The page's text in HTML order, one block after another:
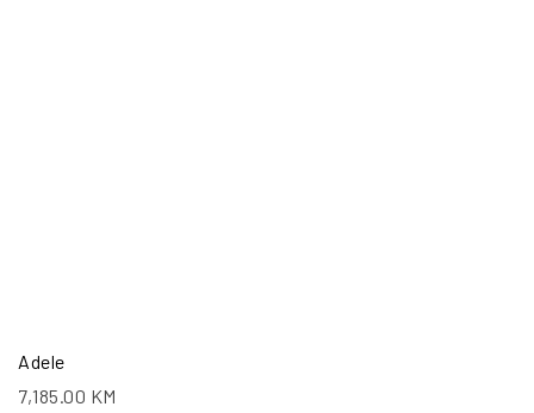
Adele
7,185.00 KM